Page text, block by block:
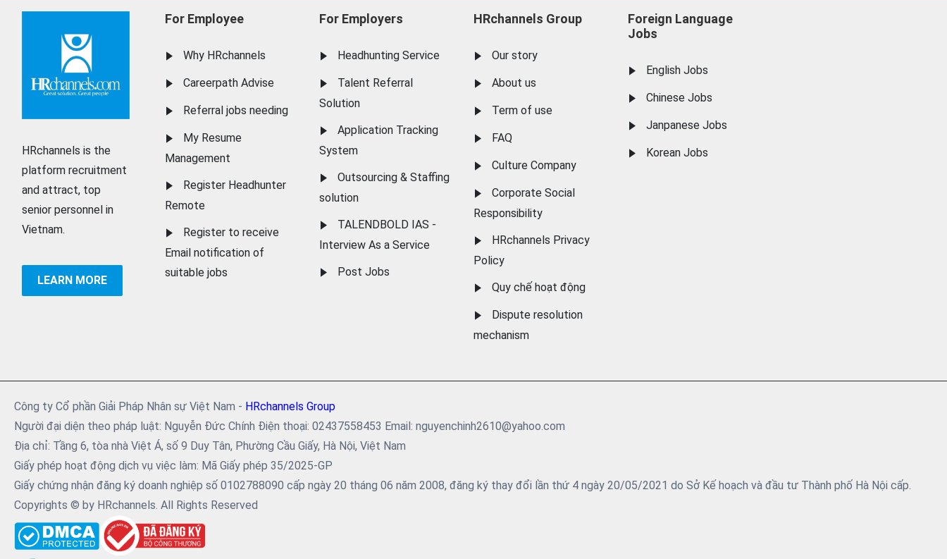
HRchannels is the
platform recruitment
and attract, top
senior personnel in
Vietnam.
LEARN MORE
For Employee
Why HRchannels
Careerpath Advise
Referral jobs needing
My Resume
Management
Register Headhunter
Remote
Register to receive
Email notification of
suitable jobs
For Employers
Headhunting Service
Talent Referral
Solution
Application Tracking
System
Outsourcing & Staffing
solution
TALENDBOLD IAS -
Interview As a Service
Post Jobs
HRchannels Group
Our story
About us
Term of use
FAQ
Culture Company
Corporate Social
Responsibility
HRchannels Privacy
Policy
Quy chế hoạt động
Dispute resolution
mechanism
Foreign Language
Jobs
English Jobs
Chinese Jobs
Janpanese Jobs
Korean Jobs
Công ty Cổ phần Giải Pháp Nhân sự Việt Nam - HRchannels Group
Người đại diện theo pháp luật: Nguyễn Đức Chính Điện thoại: 02437558453 Email: nguyenchinh2610@yahoo.com
Địa chỉ: Tầng 6, tòa nhà Việt Á, số 9 Duy Tân, Phường Cầu Giấy, Hà Nội, Việt Nam
Giấy phép hoạt động dịch vụ việc làm: Mã Giấy phép 35/2025-GP
Giấy chứng nhận đăng ký doanh nghiệp số 0102788090 cấp ngày 20 tháng 06 năm 2008, đăng ký thay đổi lần thứ 4 ngày 20/05/2021 do Sở Kế hoạch và đầu tư Thành phố Hà Nội cấp.
Copyrights © by HRchannels. All Rights Reserved